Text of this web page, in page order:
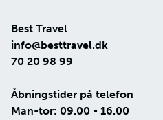
Best Travel
info@besttravel.dk
70 20 98 99
Åbningstider på telefon
Man-tor: 09.00 - 16.00